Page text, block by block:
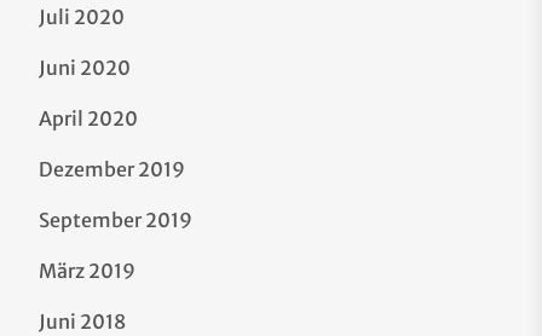
Juli 2020
Juni 2020
April 2020
Dezember 2019
September 2019
März 2019
Juni 2018